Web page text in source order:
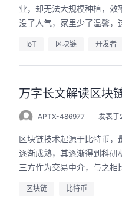
业，却无法大规模种植，
没了人气，家里少了温馨，
IoT 区块链 开发者
万字长文解读区块
APTX-486977 发表
区块链技术起源于比特币
逐渐成熟，其逐渐得到科研
三方作为交易中介，与之
区块链 比特币